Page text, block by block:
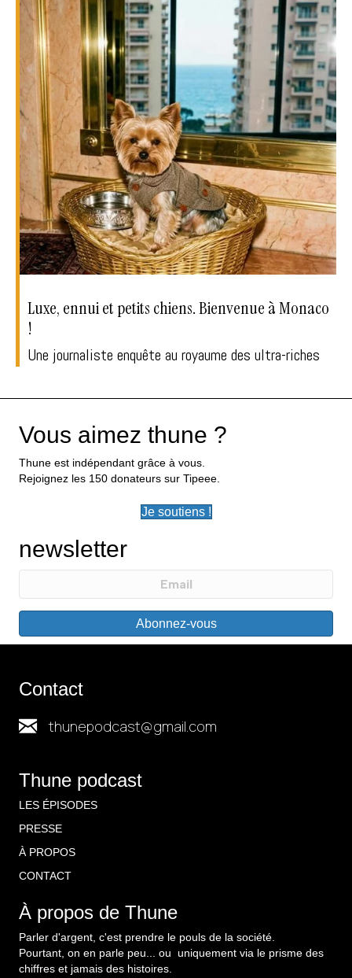
Luxe, ennui et petits chiens. Bienvenue à Monaco
!
Une journaliste enquête au royaume des ultra-riches
Vous aimez thune ?
Thune est indépendant grâce à vous.
Rejoignez les 150 donateurs sur Tipeee.
Je soutiens !
newsletter
Abonnez-vous
Contact
thunepodcast@gmail.com
Thune podcast
LES ÉPISODES
PRESSE
À PROPOS
CONTACT
À propos de Thune
Parler d'argent, c'est prendre le pouls de la société.
Pourtant, on en parle peu... ou uniquement via le prisme des
chiffres et jamais des histoires.